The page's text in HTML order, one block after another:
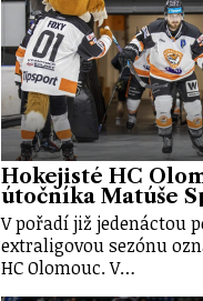
Hokejisté HC
útočníka Matúše
V pořadí již jedenáctou
extraligovou sezónu
HC Olomouc. V…